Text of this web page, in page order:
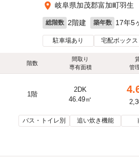
岐阜県加茂郡富加町羽生
総階数 2階建 築年数 17年5
駐車場あり 宅配ボックス
階数
間取り
専有面積
管
1階
2DK
46.49㎡
バス・トイレ別 追い炊き機能